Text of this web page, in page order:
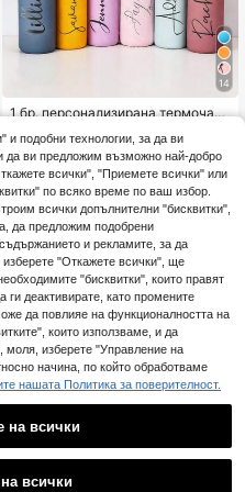
14
1 бр. персонализирана термочаш
стомана с двойна стена, спортна
бутилка за вода, 500 мл/17 oz, с п
ерсонализирано име, подходяща
за училище, празници и подарък
за рожден ден за момчета и мом
ичета, персонализиран подарък
4.74€4.77€
1
и подобни технологии, за да ви
да ви предложим възможно най-добро
всички", "Приемете всички" или
по всяко време по ваш избор.
всички допълнителни "бисквитки",
да предложим подобрени
и рекламите, за да
"Откажете всички", ще
"бисквитки", които правят
деактивирате, като промените
да повлияе на функционалността на
които използваме, и да
моля, изберете "Управление на
начина, по който обработваме
нашата Политика за поверителност.
на всички
всички